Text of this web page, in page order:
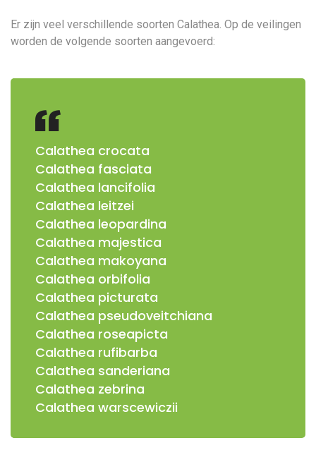
Er zijn veel verschillende soorten Calathea. Op de veilingen
worden de volgende soorten aangevoerd:
Calathea crocata
Calathea fasciata
Calathea lancifolia
Calathea leitzei
Calathea leopardina
Calathea majestica
Calathea makoyana
Calathea orbifolia
Calathea picturata
Calathea pseudoveitchiana
Calathea roseapicta
Calathea rufibarba
Calathea sanderiana
Calathea zebrina
Calathea warscewiczii